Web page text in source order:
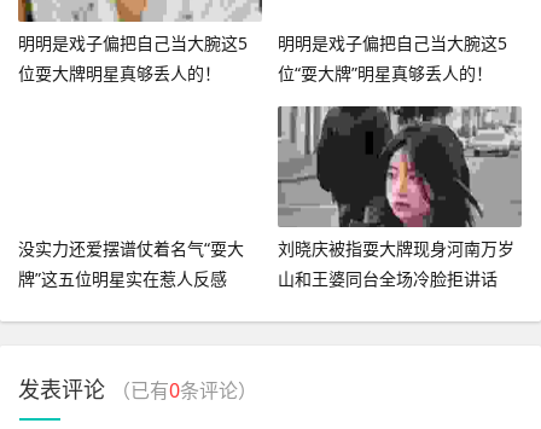
明明是戏子偏把自己当大腕这5
位耍大牌明星真够丢人的！
明明是戏子偏把自己当大腕这5
位“耍大牌”明星真够丢人的！
没实力还爱摆谱仗着名气“耍大
牌”这五位明星实在惹人反感
刘晓庆被指耍大牌现身河南万岁
山和王婆同台全场冷脸拒讲话
发表评论 （已有0条评论）